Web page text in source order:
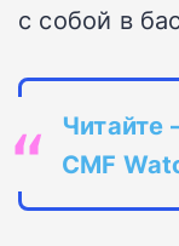
с собой в
Читайте
CMF